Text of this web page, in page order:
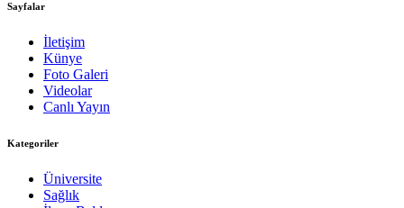
Sayfalar
İletişim
Künye
Foto Galeri
Videolar
Canlı Yayın
Kategoriler
Üniversite
Sağlık